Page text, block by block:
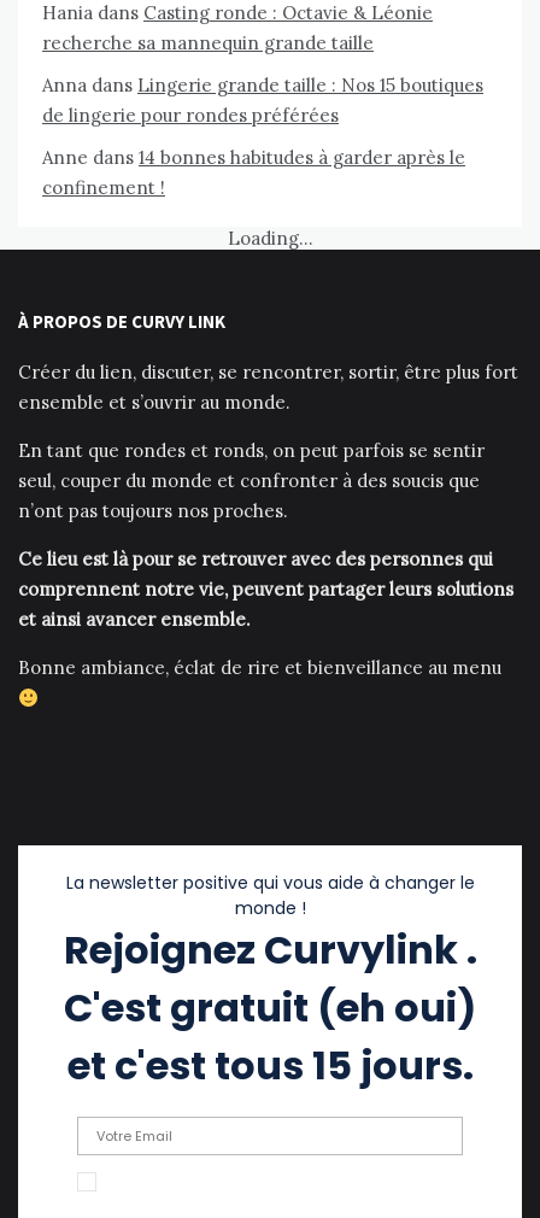
Hania dans Casting ronde : Octavie & Léonie
recherche sa mannequin grande taille
Anna dans Lingerie grande taille : Nos 15 boutiques
de lingerie pour rondes préférées
Anne dans 14 bonnes habitudes à garder après le
confinement !
Loading...
À PROPOS DE CURVY LINK
Créer du lien, discuter, se rencontrer, sortir, être plus fort
ensemble et s’ouvrir au monde.
En tant que rondes et ronds, on peut parfois se sentir
seul, couper du monde et confronter à des soucis que
n’ont pas toujours nos proches.
Ce lieu est là pour se retrouver avec des personnes qui
comprennent notre vie, peuvent partager leurs solutions
et ainsi avancer ensemble.
Bonne ambiance, éclat de rire et bienveillance au menu
La newsletter positive qui vous aide à changer le
monde !
Rejoignez Curvylink .
C'est gratuit (eh oui)
et c'est tous 15 jours.